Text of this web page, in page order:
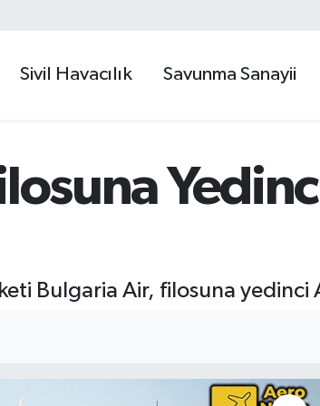
Sivil Havacılık Savunma Sanayii
Bulgaria Air, filosuna yedinci